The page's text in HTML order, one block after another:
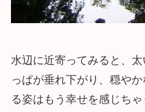
水辺に近寄ってみると、
っぱが垂れ下がり、穏や
る姿はもう幸せを感じち